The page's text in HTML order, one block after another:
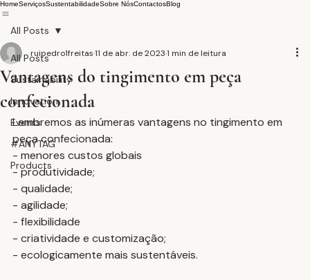
HomeServiçosSustentabilidadeSobre NósContactosBlog
All Posts
Sustainability
Innovation
Events
#ANYTAG
Products
All Posts
Vantagens do tingimento em peça
confecionada
ruipedro1freitas11 de abr. de 20231 min de leitura
Lembremos as inúmeras vantagens no tingimento em
peça confecionada:
- menores custos globais
- produtividade;
- qualidade;
- agilidade;
- flexibilidade
- criatividade e customização;
- ecologicamente mais sustentáveis.